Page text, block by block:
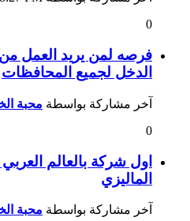
0
فرصه لمن يريد العمل من
الدخل لجميع المحافظات
آخر مشاركة بواسطة محبة
0
اول شركة بالعالم
الماليزي
آخر مشاركة بواسطة محبة